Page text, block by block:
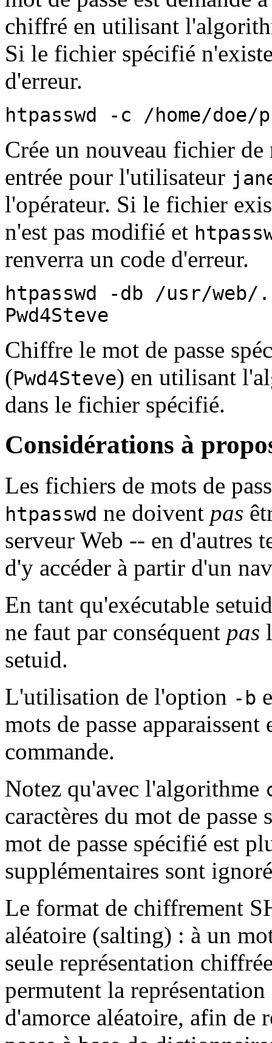
chiffré en utilisant
Si le fichier spécifié
d'erreur.
htpasswd -c /home/
Crée un nouveau fichier de
entrée pour l'utilisateur
l'opérateur. Si le fichier
n'est pas modifié et
renverra un code d'erreur.
htpasswd -db /usr/web/
Pwd4Steve
Chiffre le mot de passe
(Pwd4Steve) en utilisant
dans le fichier spécifié.
Considérations à
Les fichiers de mots de
htpasswd ne doivent pas
serveur Web -- en d'autres
d'y accéder à partir d'un
En tant qu'exécutable
ne faut par conséquent pas
setuid.
L'utilisation de l'option -b
mots de passe
commande.
Notez qu'avec l'algorithme
caractères du mot de
mot de passe spécifié est
supplémentaires sont
Le format de chiffrement
aléatoire (salting) : à un
seule représentation
permutent la
d'amorce aléatoire, afin de